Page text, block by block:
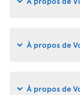
À propos de
À propos de